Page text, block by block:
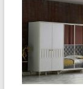
Avangard
odası,
Antika
yatak